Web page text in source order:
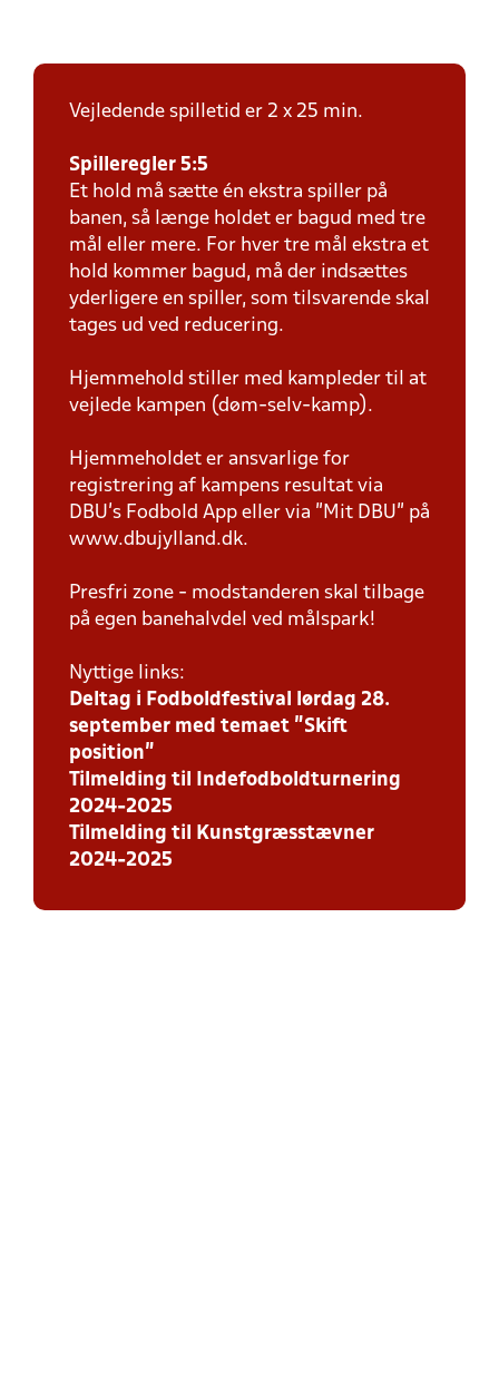
Vejledende spilletid er 2 x 25 min.
Spilleregler 5:5
Et hold må sætte én ekstra spiller på
banen, så længe holdet er bagud med tre
mål eller mere. For hver tre mål ekstra et
hold kommer bagud, må der indsættes
yderligere en spiller, som tilsvarende skal
tages ud ved reducering.
Hjemmehold stiller med kampleder til at
vejlede kampen (døm-selv-kamp).
Hjemmeholdet er ansvarlige for
registrering af kampens resultat via
DBU’s Fodbold App eller via ”Mit DBU” på
www.dbujylland.dk.
Presfri zone - modstanderen skal tilbage
på egen banehalvdel ved målspark!
Nyttige links:
Deltag i Fodboldfestival lørdag 28.
september med temaet ”Skift
position”
Tilmelding til Indefodboldturnering
2024-2025
Tilmelding til Kunstgræsstævner
2024-2025